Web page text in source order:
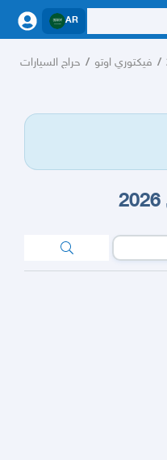
AR
/ فيكتوري اوتو / حراج السيارات